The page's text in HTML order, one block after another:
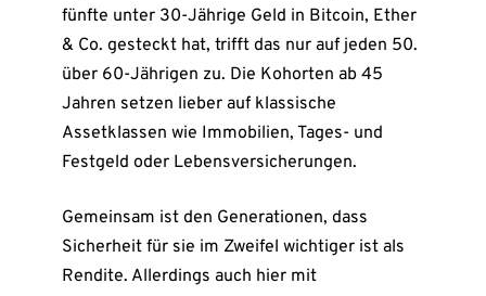
fünfte unter 30-Jährige Geld in Bitcoin, Ether
& Co. gesteckt hat, trifft das nur auf jeden 50.
über 60-Jährigen zu. Die Kohorten ab 45
Jahren setzen lieber auf klassische
Assetklassen wie Immobilien, Tages- und
Festgeld oder Lebensversicherungen.
Gemeinsam ist den Generationen, dass
Sicherheit für sie im Zweifel wichtiger ist als
Rendite. Allerdings auch hier mit